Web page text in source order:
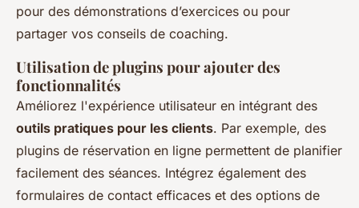
pour des démonstrations d’exercices ou pour
partager vos conseils de coaching.
Utilisation de plugins pour ajouter des
fonctionnalités
Améliorez l'expérience utilisateur en intégrant des
outils pratiques pour les clients. Par exemple, des
plugins de réservation en ligne permettent de planifier
facilement des séances. Intégrez également des
formulaires de contact efficaces et des options de